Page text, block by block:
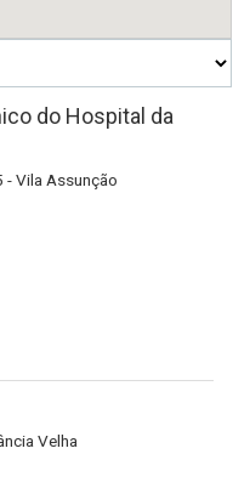
do Hospital da
- Vila Assunção
Velha